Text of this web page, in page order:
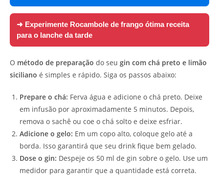
➜ Experimente Rocambole de frango ótima receita
para o lanche da tarde
O método de preparação do seu gin com chá preto e limão
siciliano é simples e rápido. Siga os passos abaixo:
Prepare o chá: Ferva água e adicione o chá preto. Deixe
em infusão por aproximadamente 5 minutos. Depois,
remova o sachê ou coe o chá solto e deixe esfriar.
Adicione o gelo: Em um copo alto, coloque gelo até a
borda. Isso garantirá que seu drink fique bem gelado.
Dose o gin: Despeje os 50 ml de gin sobre o gelo. Use um
medidor para garantir que a quantidade está correta.